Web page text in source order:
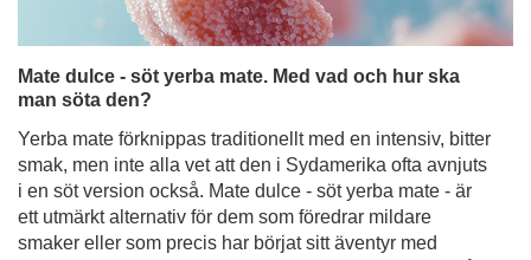
smak, men inte alla vet att den i Sydamerika ofta avnjuts
i en söt version också. Mate dulce - söt yerba mate - är
ett utmärkt alternativ för dem som föredrar mildare
smaker eller som precis har börjat sitt äventyr med
att det inte förlorar sina egenskaper och fortfarande
smakar gott? Det finns många sätt - från klassiskt socker
till naturliga sötningsmedel och fruktiga tillsatser. I den
här artikeln guidar vi dig genom olika sätt att söta yerba
mate på det enklaste - och hälsosammaste - sättet!